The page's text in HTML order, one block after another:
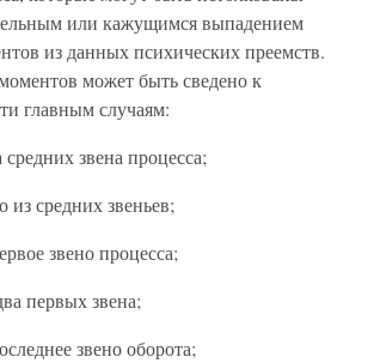
или кажущимся выпадением
из данных психических преемств.
может быть сведено к
главным случаям:
звена процесса;
из средних звеньев;
звено процесса;
первых звена;
звено оборота;